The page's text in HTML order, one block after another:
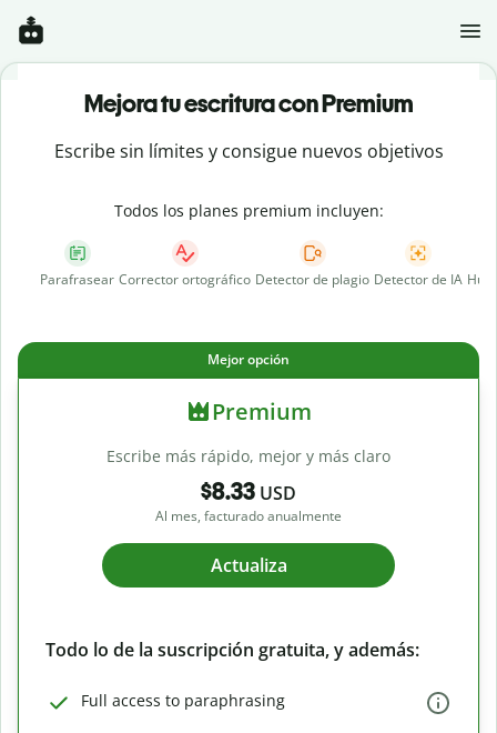
Mejora tu escritura con Premium
Escribe sin límites y consigue nuevos objetivos
Todos los planes premium incluyen:
Parafrasear Corrector ortográfico Detector de plagio Detector de IA
Mejor opción
Premium
Escribe más rápido, mejor y más claro
$8.33 USD
Al mes, facturado anualmente
Actualiza
Todo lo de la suscripción gratuita, y además:
Full access to paraphrasing